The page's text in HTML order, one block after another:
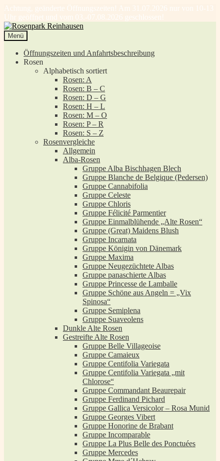
Achtung, geänderte Öffnungszeiten! Am 31.07.2026 nur von 10-13
Uhr geöffnet und vom 03.-07.08.2026 geschlossen!
Zur
Navigation
springen
Zum
Inhalt
springen
Menü
Öffnungszeiten und Anfahrtsbeschreibung
Rosen
Alphabetisch sortiert
Rosen: A
Rosen: B – C
Rosen: D – G
Rosen: H – L
Rosen: M – O
Rosen: P – R
Rosen: S – Z
Rosenvergleiche
Allgemein
Alba-Rosen
Gruppe Alba Bischhagen Blech
Gruppe Blanche de Belgique (Pedersen)
Gruppe Cannabifolia
Gruppe Celeste
Gruppe Chloris
Gruppe Félicité Parmentier
Gruppe Einmalblühende „Alte Rosen“
Gruppe (Great) Maidens Blush
Gruppe Incarnata
Gruppe Königin von Dänemark
Gruppe Maxima
Gruppe Neugezüchtete Albas
Gruppe panaschierte Albas
Gruppe Princesse de Lamballe
Gruppe Schöne aus Angeln = „Vix
Spinosa“
Gruppe Semiplena
Gruppe Suaveolens
Dunkle Alte Rosen
Gestreifte Alte Rosen
Gruppe Belle Villageoise
Gruppe Camaieux
Gruppe Centifolia Variegata
Gruppe Centifolia Variegata „mit
Chlorose“
Gruppe Commandant Beaurepair
Gruppe Ferdinand Pichard
Gruppe Gallica Versicolor – Rosa Munid
Gruppe Georges Vibert
Gruppe Honorine de Brabant
Gruppe Incomparable
Gruppe La Plus Belle des Ponctuées
Gruppe Mercedes